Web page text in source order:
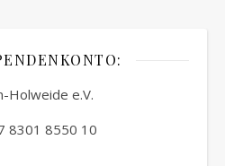
Holweide e.V.
8301 8550 10